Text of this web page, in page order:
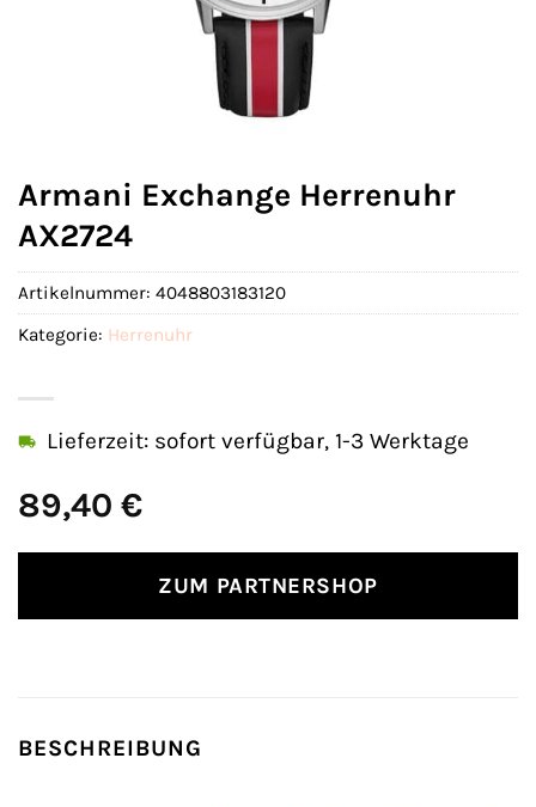
Armani Exchange Herrenuhr
AX2724
89,40 €
Lieferzeit: sofort verfügbar, 1-3 Werktage
ZUM PARTNERSHOP
Artikelnummer: 4048803183120
Kategorie: Herrenuhr
BESCHREIBUNG